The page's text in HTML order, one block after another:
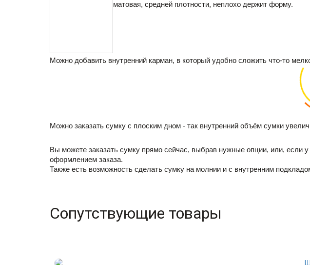
матовая, средней плотности, неплохо держит форму.
Можно добавить внутренний карман, в который удобно сложить что-то
Можно заказать сумку с плоским дном - так внутренний объём сумки
Вы можете заказать сумку прямо сейчас, выбрав нужные опции, или,
оформлением заказа.
Также есть возможность сделать сумку на молнии и с внутренним
Сопутствующие товары